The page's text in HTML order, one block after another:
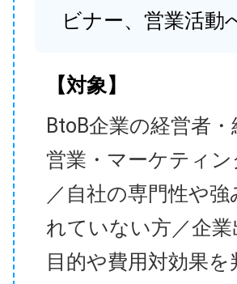
ビナー、営業活動
【対象】
BtoB企業の経営者
営業・マーケティ
／自社の専門性や
れていない方／企
目的や費用対効果